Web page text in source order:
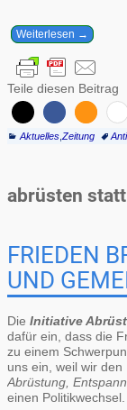
Weiterlesen →
Teile diesen Beitrag
Aktuelles, Zeitung
abrüsten
FRIEDEN
UND
Die Initiative
dafür ein, dass die
zu einem
uns ein, weil wir
Abrüstung,
einen Politikwechsel.